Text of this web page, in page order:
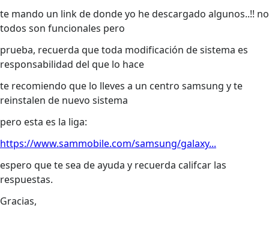
te mando un link de donde yo he descargado algunos..!! no
todos son funcionales pero
prueba, recuerda que toda modificación de sistema es
responsabilidad del que lo hace
te recomiendo que lo lleves a un centro samsung y te
reinstalen de nuevo sistema
pero esta es la liga:
https://www.sammobile.com/samsung/galaxy...
espero que te sea de ayuda y recuerda califcar las
respuestas.
Gracias,